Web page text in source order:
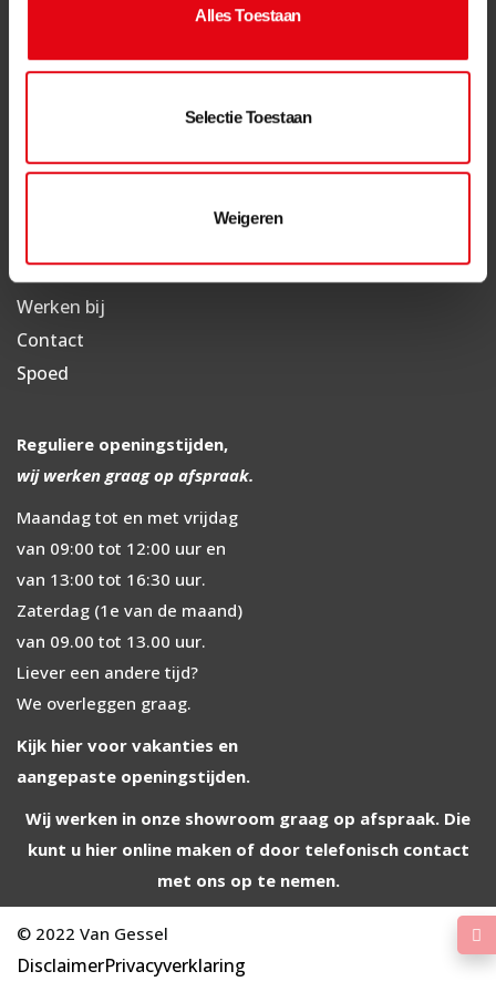
Alles Toestaan
Selectie Toestaan
Weigeren
info@vangessel.nl
Over Van Gessel
VKG Voorwaarden
Werken bij
Contact
Spoed
Reguliere openingstijden,
wij werken graag op afspraak.
Maandag tot en met vrijdag
van 09:00 tot 12:00 uur en
van 13:00 tot 16:30 uur.
Zaterdag (1e van de maand)
van 09.00 tot 13.00 uur.
Liever een andere tijd?
We overleggen graag.
Kijk hier voor vakanties en
aangepaste openingstijden.
Wij werken in onze showroom graag op afspraak. Die
kunt u hier onlinemaken of door telefonischcontact
met ons op te nemen.
© 2022 Van Gessel
DisclaimerPrivacyverklaring